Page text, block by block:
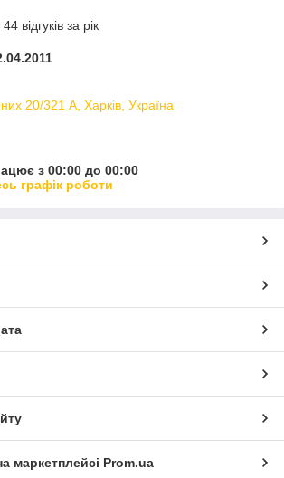
відгуків за рік
20/321 А, Харків, Україна
з 00:00 до 00:00
графік роботи
маркетплейсі Prom.ua